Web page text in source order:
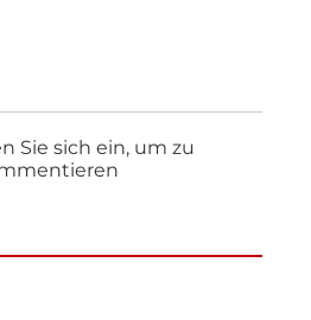
Sie sich ein, um zu